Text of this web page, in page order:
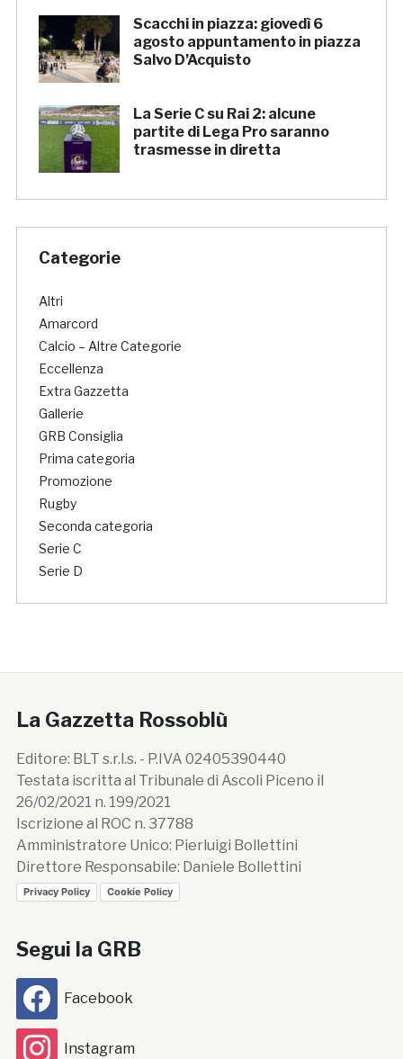
Scacchi in piazza: giovedì 6
agosto appuntamento in piazza
Salvo D’Acquisto
La Serie C su Rai 2: alcune
partite di Lega Pro saranno
trasmesse in diretta
Categorie
Altri
Amarcord
Calcio – Altre Categorie
Eccellenza
Extra Gazzetta
Gallerie
GRB Consiglia
Prima categoria
Promozione
Rugby
Seconda categoria
Serie C
Serie D
La Gazzetta Rossoblù
Editore: BLT s.r.l.s. - P.IVA 02405390440
Testata iscritta al Tribunale di Ascoli Piceno il
26/02/2021 n. 199/2021
Iscrizione al ROC n. 37788
Amministratore Unico: Pierluigi Bollettini
Direttore Responsabile: Daniele Bollettini
Privacy Policy Cookie Policy
Segui la GRB
Facebook
Instagram